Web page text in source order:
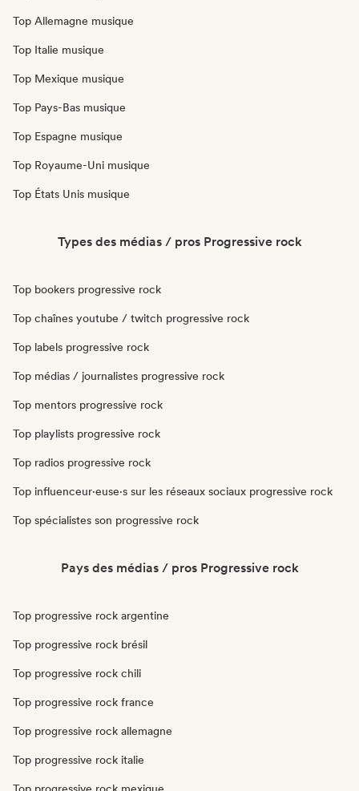
Top Allemagne musique
Top Italie musique
Top Mexique musique
Top Pays-Bas musique
Top Espagne musique
Top Royaume-Uni musique
Top États Unis musique
Types des médias / pros Progressive rock
Top bookers progressive rock
Top chaînes youtube / twitch progressive rock
Top labels progressive rock
Top médias / journalistes progressive rock
Top mentors progressive rock
Top playlists progressive rock
Top radios progressive rock
Top influenceur·euse·s sur les réseaux sociaux progressive rock
Top spécialistes son progressive rock
Pays des médias / pros Progressive rock
Top progressive rock argentine
Top progressive rock brésil
Top progressive rock chili
Top progressive rock france
Top progressive rock allemagne
Top progressive rock italie